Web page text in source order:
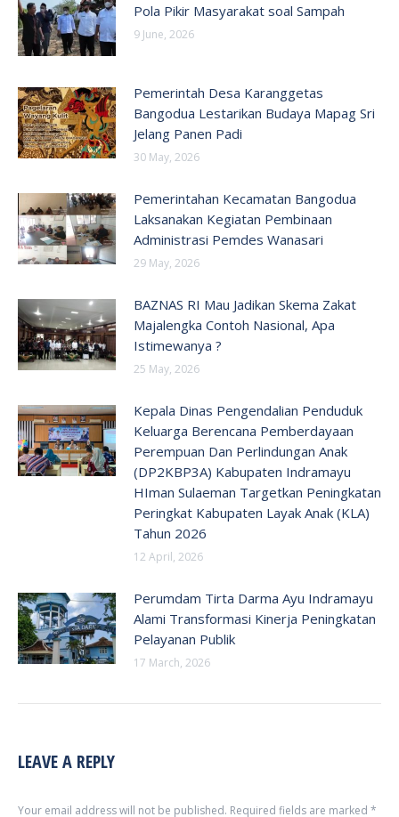
Pola Pikir Masyarakat soal Sampah
9 June, 2026
Pemerintah Desa Karanggetas
Bangodua Lestarikan Budaya Mapag Sri
Jelang Panen Padi
30 May, 2026
Pemerintahan Kecamatan Bangodua
Laksanakan Kegiatan Pembinaan
Administrasi Pemdes Wanasari
29 May, 2026
BAZNAS RI Mau Jadikan Skema Zakat
Majalengka Contoh Nasional, Apa
Istimewanya ?
25 May, 2026
Kepala Dinas Pengendalian Penduduk
Keluarga Berencana Pemberdayaan
Perempuan Dan Perlindungan Anak
(DP2KBP3A) Kabupaten Indramayu
HIman Sulaeman Targetkan Peningkatan
Peringkat Kabupaten Layak Anak (KLA)
Tahun 2026
12 April, 2026
Perumdam Tirta Darma Ayu Indramayu
Alami Transformasi Kinerja Peningkatan
Pelayanan Publik
17 March, 2026
LEAVE A REPLY
Your email address will not be published. Required fields are marked *